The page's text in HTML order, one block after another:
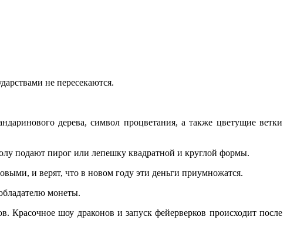
не пересекаются.
дерева, символ процветания, а также цветущие ветки
подают пирог или лепешку квадратной и круглой формы.
и верят, что в новом году эти деньги приумножатся.
монеты.
шоу драконов и запуск фейерверков происходит после